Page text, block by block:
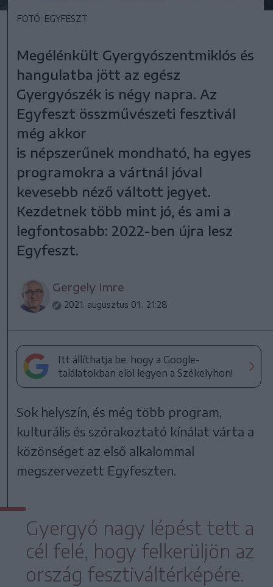
FOTÓ: EGYFESZT
Megélénkült Gyergyószentmiklós és
hangulatba jött az egész
Gyergyószék is négy napra. Az
Egyfeszt összművészeti fesztivál
még akkor
is népszerűnek mondható, ha egyes
programokra a vártnál jóval
kevesebb néző váltott jegyet.
Kezdetnek több mint jó, és ami a
legfontosabb: 2022-ben újra lesz
Egyfeszt.
Gergely Imre
2021. augusztus 01., 21:28
Itt állíthatja be, hogy a Google-
találatokban elöl legyen a Székelyhon!
Sok helyszín, és még több program,
kulturális és szórakoztató kínálat várta a
közönséget az első alkalommal
megszervezett Egyfeszten.
Gyergyó nagy lépést tett a
cél felé, hogy felkerüljön az
ország fesztiváltérképére.